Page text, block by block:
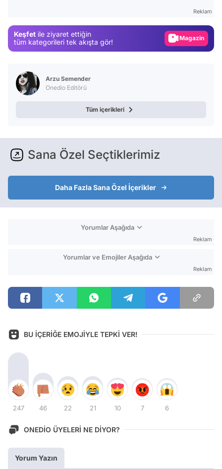
Reklam
Keşfet ile ziyaret ettiğin
tüm kategorileri tek akışta gör!
Video
Arzu Semender
Onedio Editörü
Tüm içerikleri
Sana Özel Seçtiklerimiz
Daha Fazla Sana Özel İçerikler
Yorumlar Aşağıda
Reklam
Yorumlar ve Emojiler Aşağıda
Reklam
BU İÇERİĞE EMOJİYLE TEPKİ VER!
247 46 22 21 10 7 6
ONEDİO ÜYELERİ NE DİYOR?
Yorum Yazın